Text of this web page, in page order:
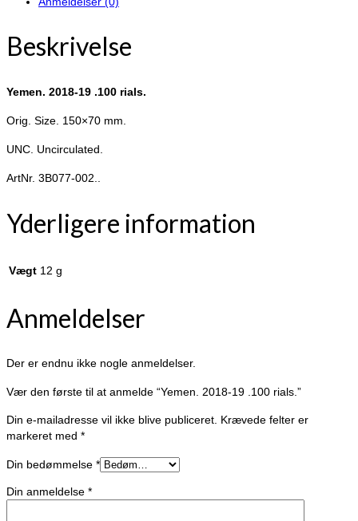
Beskrivelse
Yemen. 2018-19 .100 rials.
Orig. Size. 150×70 mm.
UNC. Uncirculated.
ArtNr. 3B077-002..
Yderligere information
Vægt 12 g
Anmeldelser
Der er endnu ikke nogle anmeldelser.
Vær den første til at anmelde “Yemen. 2018-19 .100 rials.”
Din e-mailadresse vil ikke blive publiceret. Krævede felter er
markeret med *
Din bedømmelse *
Din anmeldelse *